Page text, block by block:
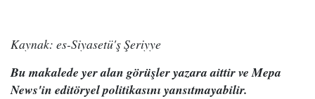
Kaynak: es-Siyasetü'ş Şeriyye
Bu makalede yer alan görüşler yazara aittir ve Mepa
News'in editöryel politikasını yansıtmayabilir.